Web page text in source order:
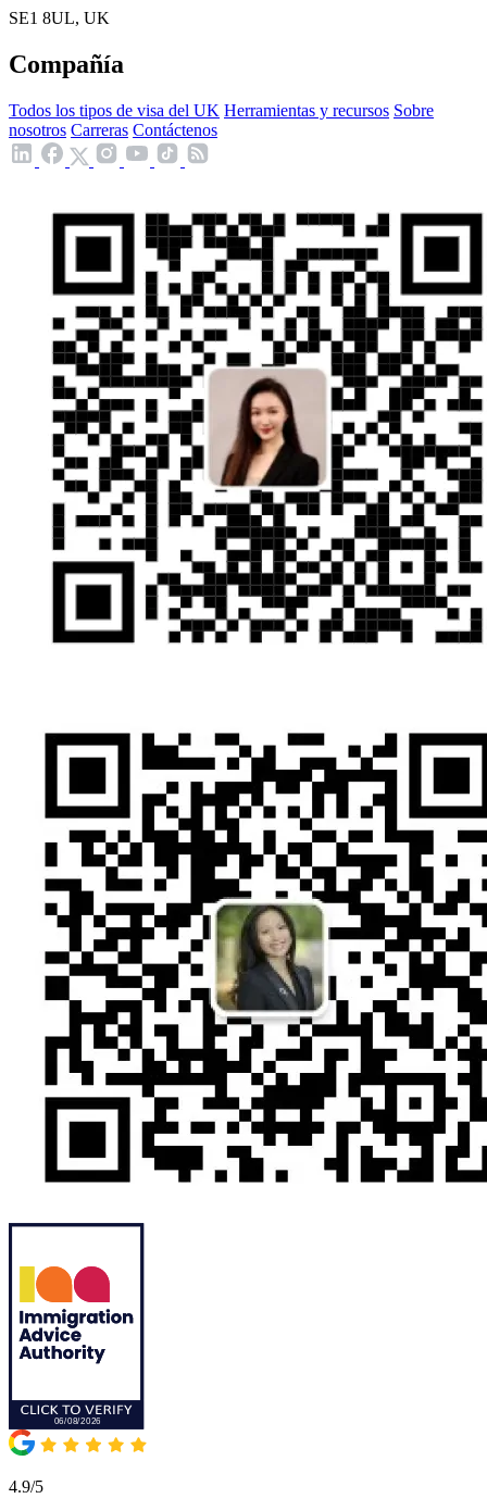
SE1 8UL, UK
Compañía
Todos los tipos de visa del UK Herramientas y recursos Sobre
nosotros Carreras Contáctenos
4.9/5